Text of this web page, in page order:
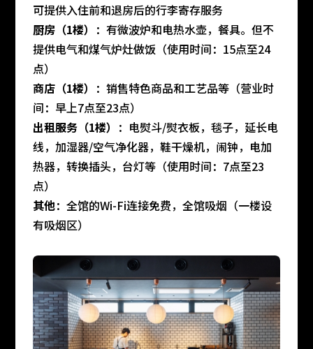
可提供入住前和退房后的行李寄存服务
厨房（1楼） ：有微波炉和电热水壶，餐具。但不
提供电气和煤气炉灶做饭（使用时间：15点至24
点）
商店（1楼） ：销售特色商品和工艺品等（营业时
间：早上7点至23点）
出租服务（1楼） ：电熨斗/熨衣板，毯子，延长电
线，加湿器/空气净化器，鞋干燥机，闹钟，电加
热器，转换插头，台灯等（使用时间：7点至23
点）
其他：全馆的Wi-Fi连接免费，全馆吸烟（一楼设
有吸烟区）